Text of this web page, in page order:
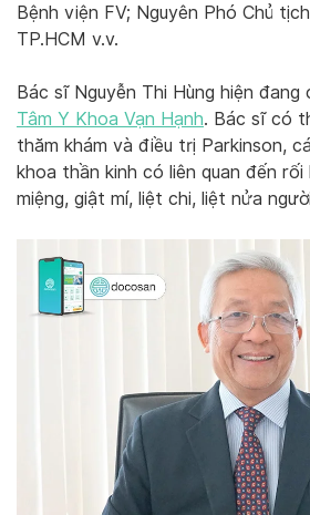
Bệnh viện FV; Nguyên Phó Chủ
TP.HCM v.v.
Bác sĩ Nguyễn Thi Hùng hiện
Tâm Y Khoa Vạn Hạnh. Bác sĩ có
thăm khám và điều trị Parkinson,
khoa thần kinh có liên quan đến
miệng, giật mí, liệt chi, liệt nửa